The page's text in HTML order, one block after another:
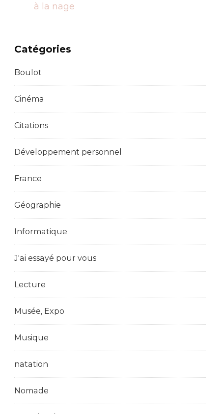
à la nage
Catégories
Boulot
Cinéma
Citations
Développement personnel
France
Géographie
Informatique
J'ai essayé pour vous
Lecture
Musée, Expo
Musique
natation
Nomade